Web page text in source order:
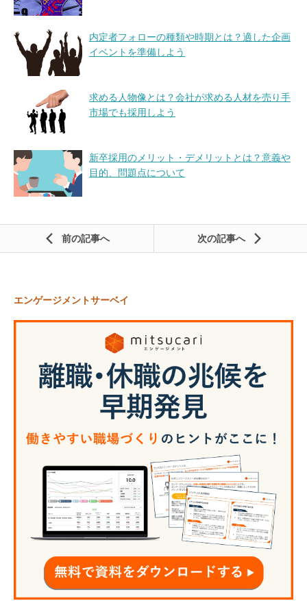
内定者フォローの種類や時期とは？適した企画
イベントを準備しよう
求める人物像とは？会社が求める人材を売り手
市場でも採用しよう
新卒採用のメリット・デメリットとは？意義や
目的、問題点について
前の記事 次の記事
エンゲージメントサーベイ